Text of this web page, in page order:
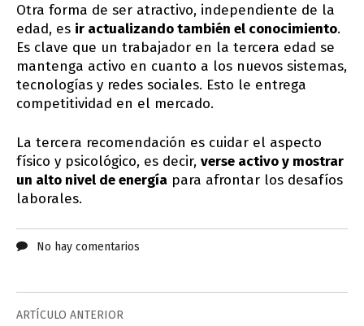
Otra forma de ser atractivo, independiente de la
edad, es ir actualizando también el conocimiento.
Es clave que un trabajador en la tercera edad se
mantenga activo en cuanto a los nuevos sistemas,
tecnologías y redes sociales. Esto le entrega
competitividad en el mercado.
La tercera recomendación es cuidar el aspecto
físico y psicológico, es decir, verse activo y mostrar
un alto nivel de energía para afrontar los desafíos
laborales.
No hay comentarios
ARTÍCULO ANTERIOR